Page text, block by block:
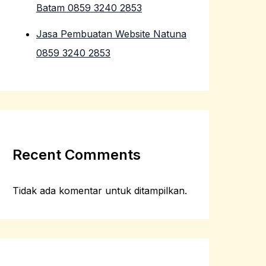
Batam 0859 3240 2853
Jasa Pembuatan Website Natuna
0859 3240 2853
Recent Comments
Tidak ada komentar untuk ditampilkan.